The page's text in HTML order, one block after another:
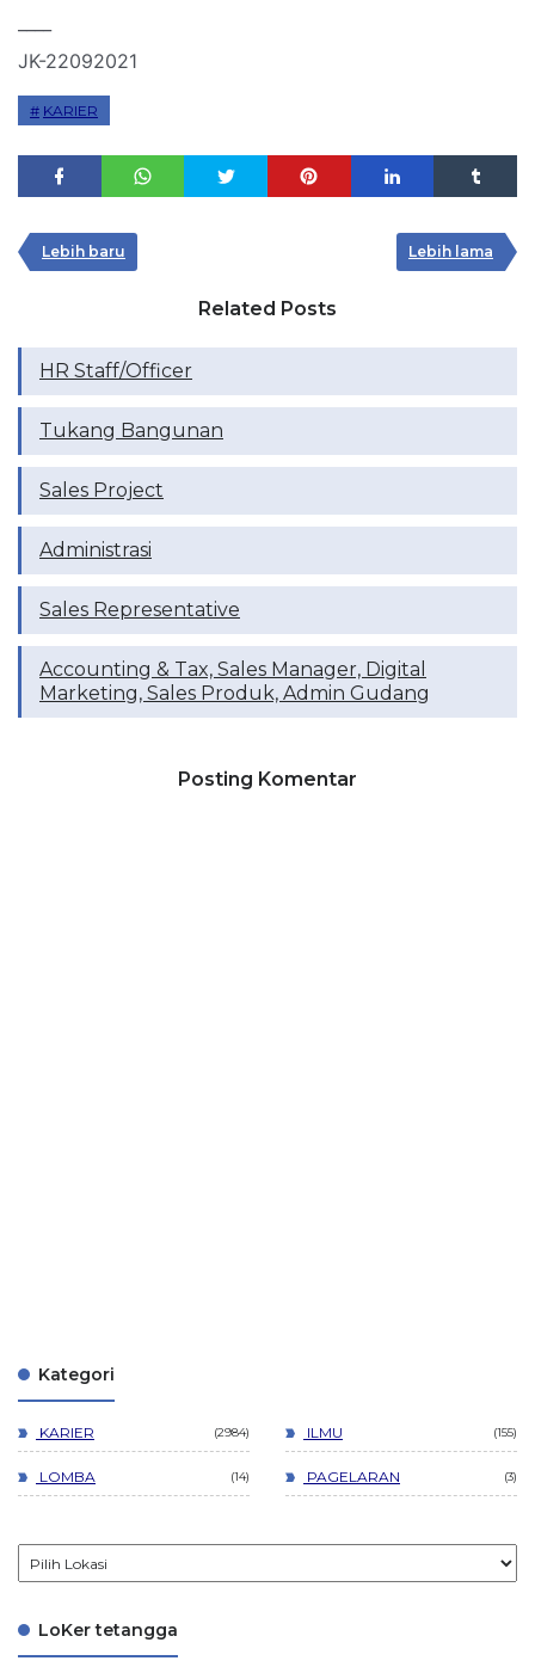
JK-22092021
KARIER
Lebih baru Lebih lama
Related Posts
HR Staff/Officer
Tukang Bangunan
Sales Project
Administrasi
Sales Representative
Accounting & Tax, Sales Manager, Digital
Marketing, Sales Produk, Admin Gudang
Posting Komentar
Kategori
KARIER 2984 ILMU 155
LOMBA 14 PAGELARAN 3
LoKer tetangga